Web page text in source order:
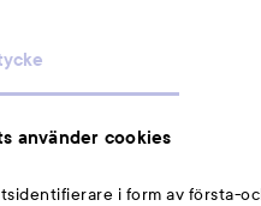
använder cookies
i form av första-
Michael
Cookie Consent
Partners